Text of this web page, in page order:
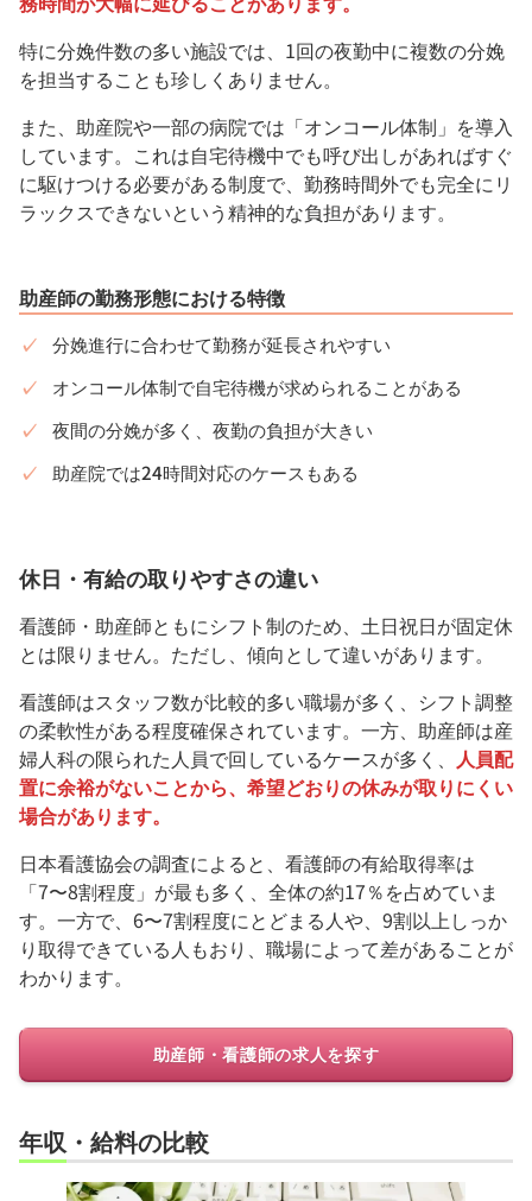
特に分娩件数の多い施設では、1回の夜勤中に複数の分娩
を担当することも珍しくありません。
また、助産院や一部の病院では「オンコール体制」を導入
しています。これは自宅待機中でも呼び出しがあればすぐ
に駆けつける必要がある制度で、勤務時間外でも完全にリ
ラックスできないという精神的な負担があります。
助産師の勤務形態における特徴
分娩進行に合わせて勤務が延長されやすい
オンコール体制で自宅待機が求められることがある
夜間の分娩が多く、夜勤の負担が大きい
助産院では24時間対応のケースもある
休日・有給の取りやすさの違い
看護師・助産師ともにシフト制のため、土日祝日が固定休
とは限りません。ただし、傾向として違いがあります。
看護師はスタッフ数が比較的多い職場が多く、シフト調整
の柔軟性がある程度確保されています。一方、助産師は産
婦人科の限られた人員で回しているケースが多く、
人員配
置に余裕がないことから、希望どおりの休みが取りにくい
場合があります。
日本看護協会の調査によると、看護師の有給取得率は
「7〜8割程度」が最も多く、全体の約17％を占めていま
す。一方で、6〜7割程度にとどまる人や、9割以上しっか
り取得できている人もおり、職場によって差があることが
わかります。
助産師・看護師の求人を探す
年収・給料の比較